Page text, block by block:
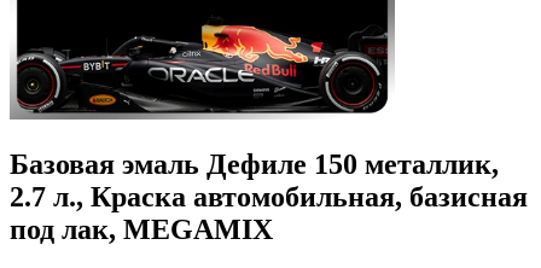
Базовая эмаль Дефиле 150 металлик,
2.7 л., Краска автомобильная, базисная
под лак, MEGAMIX